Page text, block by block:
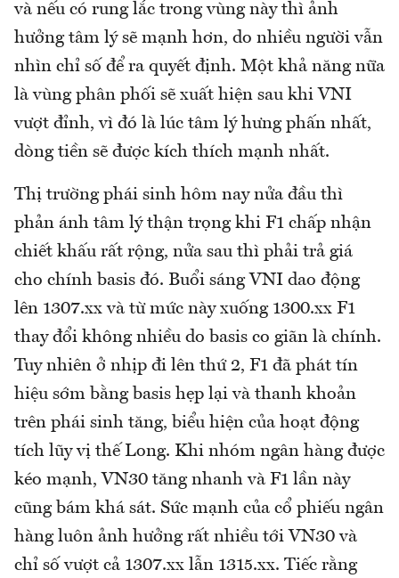
và nếu có rung lắc trong vùng này thì ảnh
hưởng tâm lý sẽ mạnh hơn, do nhiều người vẫn
nhìn chỉ số để ra quyết định. Một khả năng nữa
là vùng phân phối sẽ xuất hiện sau khi VNI
vượt đỉnh, vì đó là lúc tâm lý hưng phấn nhất,
dòng tiền sẽ được kích thích mạnh nhất.
Thị trường phái sinh hôm nay nửa đầu thì
phản ánh tâm lý thận trọng khi F1 chấp nhận
chiết khấu rất rộng, nửa sau thì phải trả giá
cho chính basis đó. Buổi sáng VNI dao động
lên 1307.xx và từ mức này xuống 1300.xx F1
thay đổi không nhiều do basis co giãn là chính.
Tuy nhiên ở nhịp đi lên thứ 2, F1 đã phát tín
hiệu sớm bằng basis hẹp lại và thanh khoản
trên phái sinh tăng, biểu hiện của hoạt động
tích lũy vị thế Long. Khi nhóm ngân hàng được
kéo mạnh, VN30 tăng nhanh và F1 lần này
cũng bám khá sát. Sức mạnh của cổ phiếu ngân
hàng luôn ảnh hưởng rất nhiều tới VN30 và
chỉ số vượt cả 1307.xx lẫn 1315.xx. Tiếc rằng